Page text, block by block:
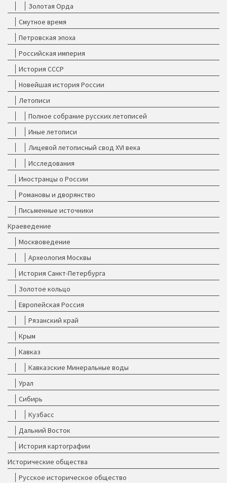
Золотая Орда
Смутное время
Петровская эпоха
Российская империя
История СССР
Новейшая история России
Летописи
Полное собрание русских летописей
Иные летописи
Лицевой летописный свод XVI века
Исследования
Иностранцы о России
Романовы и дворянство
Письменные источники
Краеведение
Москвоведение
Археология Москвы
История Санкт-Петербурга
Золотое кольцо
Европейская Россия
Рязанский край
Крым
Кавказ
Кавказские Минеральные воды
Урал
Сибирь
Кузбасс
Дальний Восток
История картографии
Исторические общества
Русское историческое общество